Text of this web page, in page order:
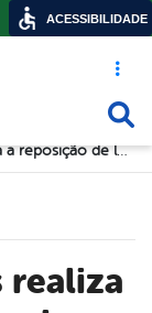
Acesso
Secretaria de Obras realiza a reposição de lâmpadas e manutenção de luminárias nos bairros da nossa cidade
ACESSIBILIDADE